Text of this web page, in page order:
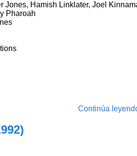
Jones, Hamish Linklater, Joel
Pharoah
Continúa